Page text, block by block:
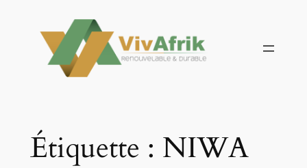
contenu
Étiquette : NIWA